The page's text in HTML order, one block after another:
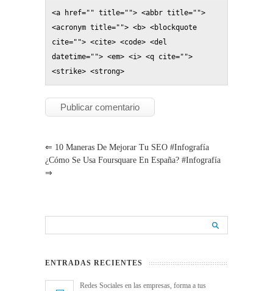
<a href="" title=""> <abbr title="">
<acronym title=""> <b> <blockquote
cite=""> <cite> <code> <del
datetime=""> <em> <i> <q cite="">
<strike> <strong>
⇐ 10 Maneras De Mejorar Tu SEO #infografía
¿Cómo Se Usa Foursquare En España? #infografía
⇒
ENTRADAS RECIENTES
Redes Sociales en las empresas, forma a tus